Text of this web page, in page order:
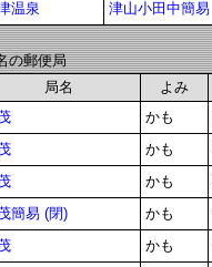
温泉
津山小田中簡易
の郵便局
局名
よみ
かも
かも
かも
簡易 (閉)
かも
かも